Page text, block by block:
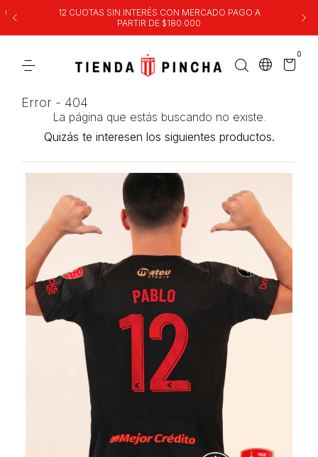
12 CUOTAS SIN INTERÉS CON MERCADO PAGO A
PARTIR DE $180.000
0
Error - 404
La página que estás buscando no existe.
Quizás te interesen los siguientes productos.